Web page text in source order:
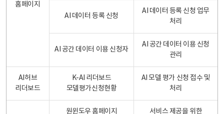
홈페이지
AI 데이터 등록 신청
AI 데이터 등록 신청 업무
처리
AI 공간 데이터 이용 신청자
AI 공간 데이터 이용 신청
관리
AI허브
리더보드
K-AI 리더보드
모델평가신청현황
AI 모델 평가 신청 접수 및
처리
원윈도우 홈페이지
서비스 제공을 위한